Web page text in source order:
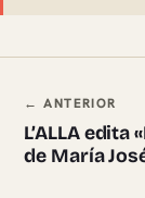
← ANTERIOR
L’ALLA
de María